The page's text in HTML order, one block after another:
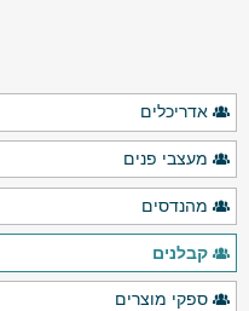
אדריכלים
מעצבי פנים
מהנדסים
קבלנים
ספקי מוצרים